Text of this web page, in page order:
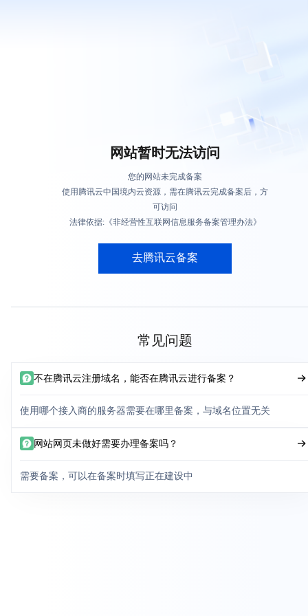
网站暂时无法访问
您的网站未完成备案
使用腾讯云中国境内云资源，需在腾讯云完成备案后，方
可访问
法律依据:《非经营性互联网信息服务备案管理办法》
去腾讯云备案
常见问题
不在腾讯云注册域名，能否在腾讯云进行备案？
使用哪个接入商的服务器需要在哪里备案，与域名位置无关
网站网页未做好需要办理备案吗？
需要备案，可以在备案时填写正在建设中